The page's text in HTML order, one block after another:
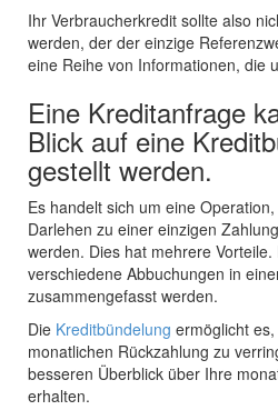
Ihr Verbraucherkredit sollte also
werden, der der einzige
eine Reihe von Informationen, die
Eine Kreditanfrage
Blick auf eine
gestellt werden.
Es handelt sich um eine
Darlehen zu einer einzigen
werden. Dies hat mehrere
verschiedene Abbuchungen in
zusammengefasst werden.
Die Kreditbündelung ermöglicht
monatlichen Rückzahlung zu
besseren Überblick über Ihre
erhalten.